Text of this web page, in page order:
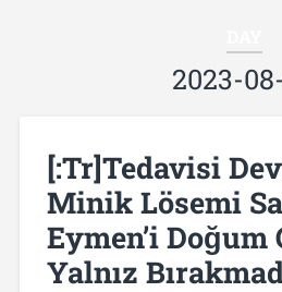
2023-
[:tr]Tedavisi
Minik Lösemi
Eymen’i Doğum
Yalnız